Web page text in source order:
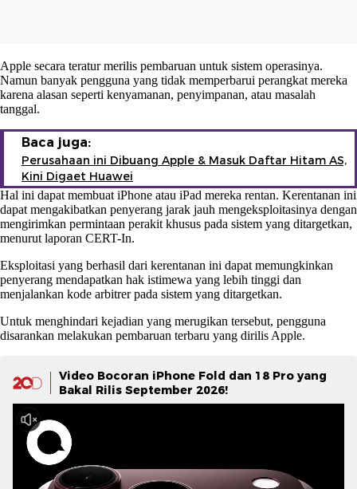
Apple secara teratur merilis pembaruan untuk sistem operasinya.
Namun banyak pengguna yang tidak memperbarui perangkat mereka
karena alasan seperti kenyamanan, penyimpanan, atau masalah
tanggal.
Baca juga:
Perusahaan ini Dibuang Apple & Masuk Daftar Hitam AS,
Kini Digaet Huawei
Hal ini dapat membuat iPhone atau iPad mereka rentan. Kerentanan ini
dapat mengakibatkan penyerang jarak jauh mengeksploitasinya dengan
mengirimkan permintaan perakit khusus pada sistem yang ditargetkan,
menurut laporan CERT-In.
Eksploitasi yang berhasil dari kerentanan ini dapat memungkinkan
penyerang mendapatkan hak istimewa yang lebih tinggi dan
menjalankan kode arbitrer pada sistem yang ditargetkan.
Untuk menghindari kejadian yang merugikan tersebut, pengguna
disarankan melakukan pembaruan terbaru yang dirilis Apple.
Video Bocoran iPhone Fold dan 18 Pro yang
Bakal Rilis September 2026!